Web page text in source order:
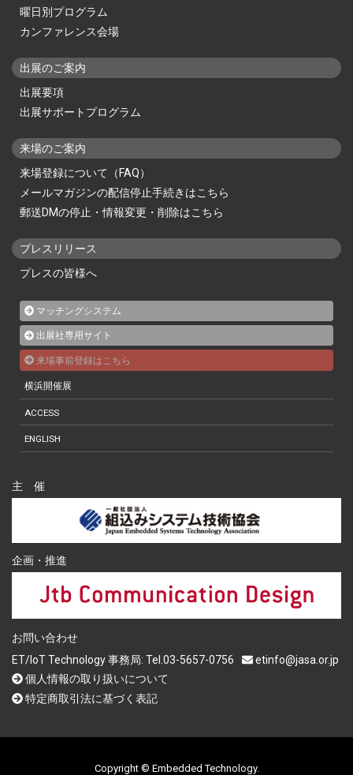
曜日別プログラム
カンファレンス会場
出展のご案内
出展要項
出展サポートプログラム
来場のご案内
来場登録について（FAQ）
メールマガジンの配信停止手続きはこちら
郵送DMの停止・情報変更・削除はこちら
プレスリリース
プレスの皆様へ
マッチングシステム
出展社専用サイト
来場事前登録はこちら
横浜開催展
ACCESS
ENGLISH
主 催
企画・推進
お問い合わせ
ET/IoT Technology 事務局: Tel.03-5657-0756
etinfo@jasa.or.jp
個人情報の取り扱いについて
特定商取引法に基づく表記
Copyright © Embedded Technology.